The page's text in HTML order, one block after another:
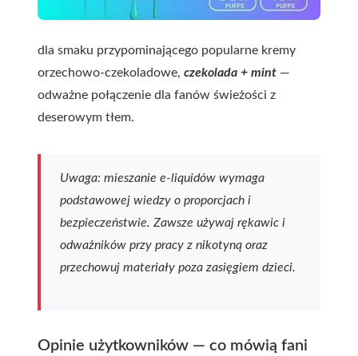
dla smaku przypominającego popularne kremy
orzechowo-czekoladowe, czekolada + mint —
odważne połączenie dla fanów świeżości z
deserowym tłem.
Uwaga: mieszanie e-liquidów wymaga
podstawowej wiedzy o proporcjach i
bezpieczeństwie. Zawsze używaj rękawic i
odważników przy pracy z nikotyną oraz
przechowuj materiały poza zasięgiem dzieci.
Opinie użytkowników — co mówią fani